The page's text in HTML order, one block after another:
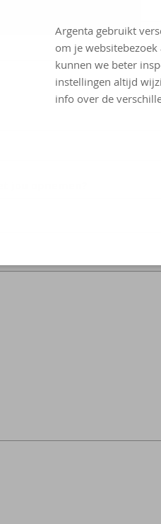
Argenta gebruikt
om je
kunnen we beter
instellingen altijd
info over de
jou opnemen?